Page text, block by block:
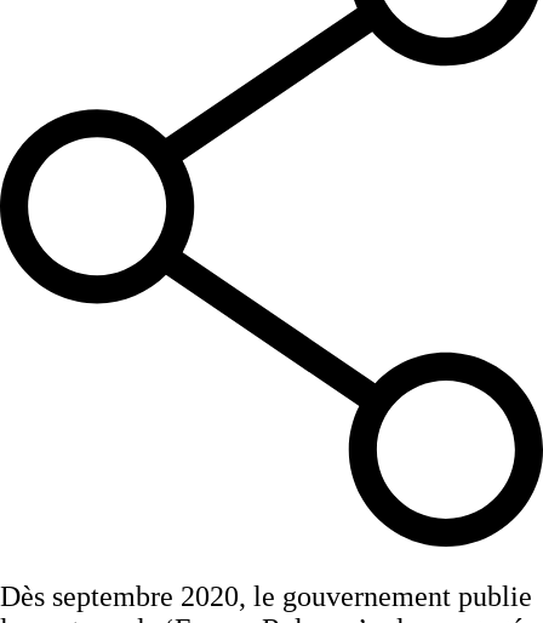
Dès septembre 2020, le gouvernement publie